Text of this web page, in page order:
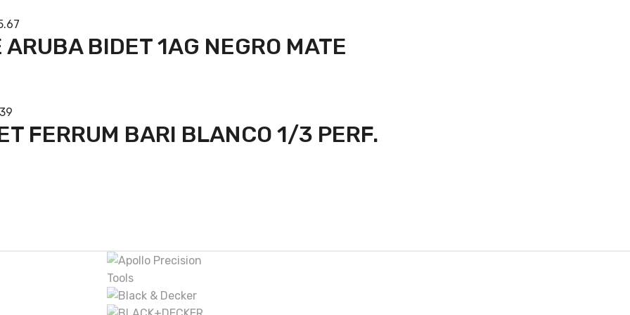
ARUBA BIDET 1AG NEGRO MATE
FERRUM BARI BLANCO 1/3 PERF.